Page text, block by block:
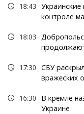
18:43
контроле
18:03
17:30 СБУ
вражеских
16:30
В кремле
Украине